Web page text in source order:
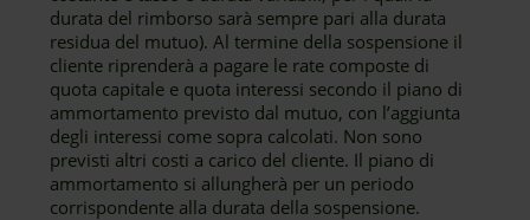
durata del rimborso sarà sempre pari alla durata
residua del mutuo). Al termine della sospensione il
cliente riprenderà a pagare le rate composte di
quota capitale e quota interessi secondo il piano di
ammortamento previsto dal mutuo, con l’aggiunta
degli interessi come sopra calcolati. Non sono
previsti altri costi a carico del cliente. Il piano di
ammortamento si allungherà per un periodo
corrispondente alla durata della sospensione.